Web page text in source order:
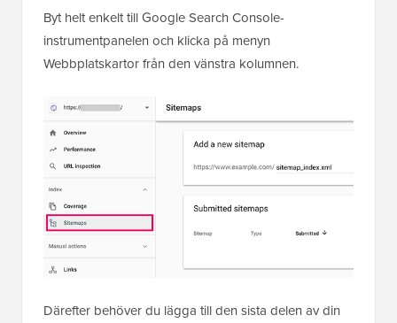
Byt helt enkelt till Google Search Console-
instrumentpanelen och klicka på menyn
Webbplatskartor från den vänstra kolumnen.
Därefter behöver du lägga till den sista delen av din